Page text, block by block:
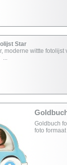
Star
moderne wittte fotolijst
...
Goldbuch
foto